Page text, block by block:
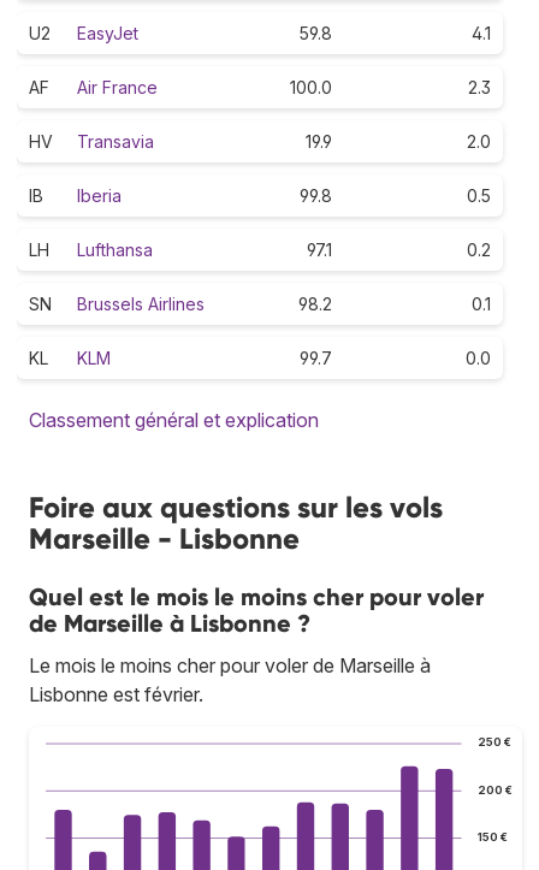
U2 EasyJet 59.8 4.1
AF Air France 100.0 2.3
HV Transavia 19.9 2.0
IB Iberia 99.8 0.5
LH Lufthansa 97.1 0.2
SN Brussels Airlines 98.2 0.1
KL KLM 99.7 0.0
Classement général et explication
Foire aux questions sur les vols
Marseille - Lisbonne
Quel est le mois le moins cher pour voler
de Marseille à Lisbonne ?
Le mois le moins cher pour voler de Marseille à
Lisbonne est février.
150 €
200 €
250 €